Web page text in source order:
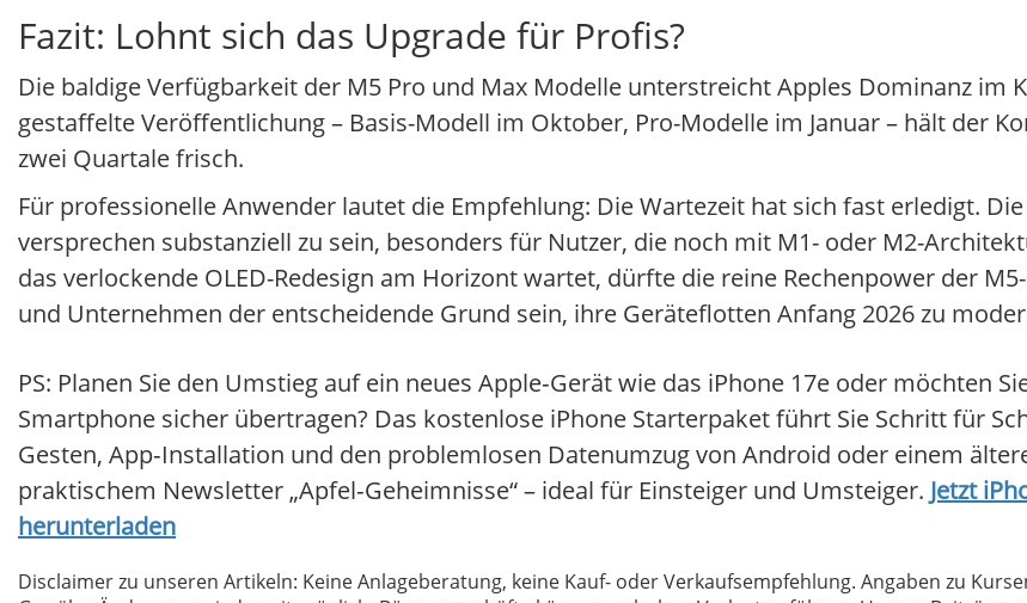
Fazit: Lohnt sich das Upgrade für Profis?
Die baldige Verfügbarkeit der M5 Pro und Max Modelle unterstreicht Apples Dominanz im
gestaffelte Veröffentlichung – Basis-Modell im Oktober, Pro-Modelle im Januar – hält der
zwei Quartale frisch.
Für professionelle Anwender lautet die Empfehlung: Die Wartezeit hat sich fast erledigt.
versprechen substanziell zu sein, besonders für Nutzer, die noch mit M1- oder M2-
das verlockende OLED-Redesign am Horizont wartet, dürfte die reine Rechenpower der
und Unternehmen der entscheidende Grund sein, ihre Geräteflotten Anfang 2026 zu
PS: Planen Sie den Umstieg auf ein neues Apple‑Gerät wie das iPhone 17e oder möchten
Smartphone sicher übertragen? Das kostenlose iPhone Starterpaket führt Sie Schritt für
Gesten, App‑Installation und den problemlosen Datenumzug von Android oder einem
praktischem Newsletter „Apfel‑Geheimnisse“ – ideal für Einsteiger und Umsteiger. Jetzt
herunterladen
Disclaimer zu unseren Artikeln: Keine Anlageberatung, keine Kauf- oder Verkaufsempfehlung. Angaben zu